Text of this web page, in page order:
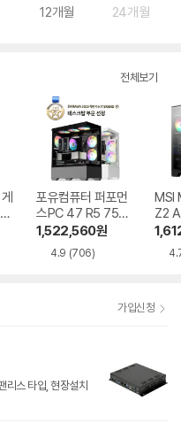
12개월 24개월
전체보기
포유컴퓨터 퍼포먼
스PC 47 R5 7500
F RTX5060Ti
1,522,560원
4.9 (706)
MSI
Z2
R5-
가입신청
리스 타입, 현장설치